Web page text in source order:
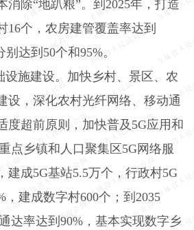
消除“地趴粮”。到 2025年，打造
16个，农房建管覆盖率达到
别达到 50个和95%。
设施建设。加快乡村、景区、农
设，深化农村光纤网络、移动通
度超前原则，加快普及 5G应用和
点乡镇和人口聚集区5G网络服
建成5G基站5.5万个，行政村5G
，建成数字村600个；到 2035
达率达到 90% ，基本实现数字乡